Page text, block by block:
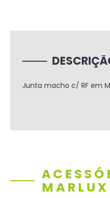
Junta macho c/ RF em
MARLUX